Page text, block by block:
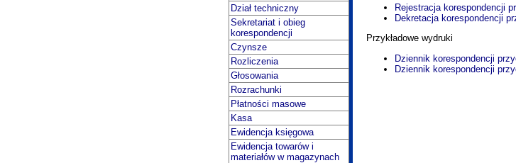
Dział techniczny
Sekretariat i obieg
korespondencji
Czynsze
Rozliczenia
Głosowania
Rozrachunki
Płatności masowe
Kasa
Ewidencja księgowa
Ewidencja towarów i
materiałów w magazynach
Rejestracja korespondencji
Dekretacja korespondencji
Przykładowe wydruki
Dziennik korespondencji
Dziennik korespondencji